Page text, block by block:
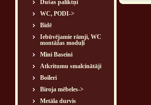
Dušas paliktņi
WC, PODI->
Bidē
Iebūvējamie rāmji, WC
montāžas moduļi
Mini Baseini
Atkritumu smalcinātāji
Boileri
Biroja mēbeles->
Metāla durvis